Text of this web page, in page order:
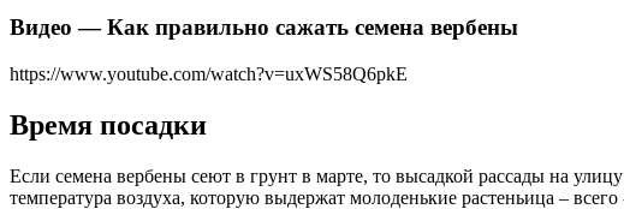
Видео — Как правильно сажать семена вербены
https://www.youtube.com/watch?v=uxWS58Q6pkE
Время посадки
Если семена вербены сеют в грунт в марте, то высадкой рассады на
температура воздуха, которую выдержат молоденькие растеньица – всего